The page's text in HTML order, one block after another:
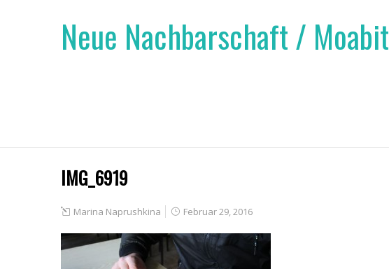
Neue Nachbarschaft / Moabit
IMG_6919
Marina Naprushkina Februar 29, 2016